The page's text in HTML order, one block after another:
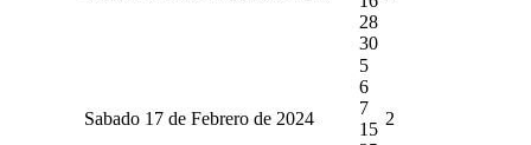
28
30
Sabado 17 de Febrero de 2024
5
6
7
15
2